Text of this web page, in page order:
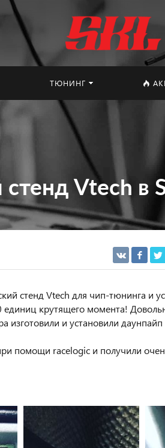
ТЮНИНГ
Vtech в
стенд Vtech для чип-тюнинга и
крутящего момента!
изготовили и установили даунпайп
помощи racelogic и получили